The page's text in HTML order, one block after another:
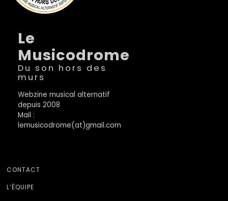
Le
Musicodrome
Du son hors des
murs
Webzine musical alternatif
depuis 2008
Mail :
lemusicodrome(at)gmail.com
CONTACT
L’ÉQUIPE